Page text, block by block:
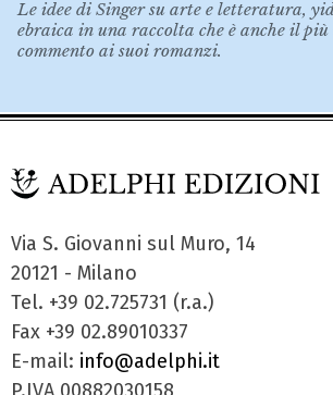
Le idee di Singer su arte e letteratura,
ebraica in una raccolta che è anche il
commento ai suoi romanzi.
Via S. Giovanni sul Muro, 14
20121 - Milano
Tel. +39 02.725731 (r.a.)
Fax +39 02.89010337
E-mail: info@adelphi.it